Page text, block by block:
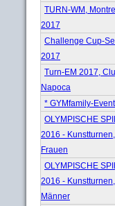
TURN-WM,
2017
Challenge Cup-
2017
Turn-EM 2017,
Napoca
* GYMfamily-
OLYMPISCHE
2016 - Kunstturnen,
Frauen
OLYMPISCHE
2016 - Kunstturnen,
Männer